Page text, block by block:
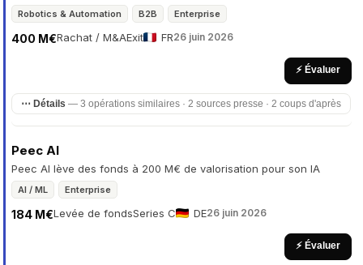
Robotics & Automation B2B Enterprise
Rachat / M&A
400 M€ Exit FR26 juin 2026
⚡ Évaluer
⋯ Détails — 3 opérations similaires · 2 sources presse · 2 coups d'après
Peec AI
Peec AI lève des fonds à 200 M€ de valorisation pour son IA
AI / ML Enterprise
Levée de fonds
184 M€ Series C DE26 juin 2026
⚡ Évaluer